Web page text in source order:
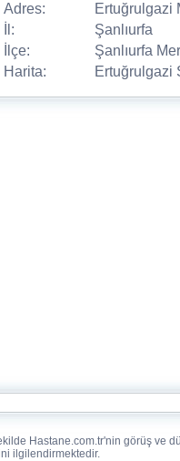
Adres:
Ertuğrulgazi
İl:
Şanlıurfa
İlçe:
Şanlıurfa
Harita:
Ertuğrulgazi
Hastane.com.tr'nin görüş ve
ilgilendirmektedir.